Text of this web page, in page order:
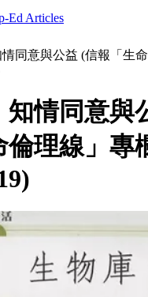
Ed Articles
同意與公益 (信報「生
知情同意與
倫理線」專